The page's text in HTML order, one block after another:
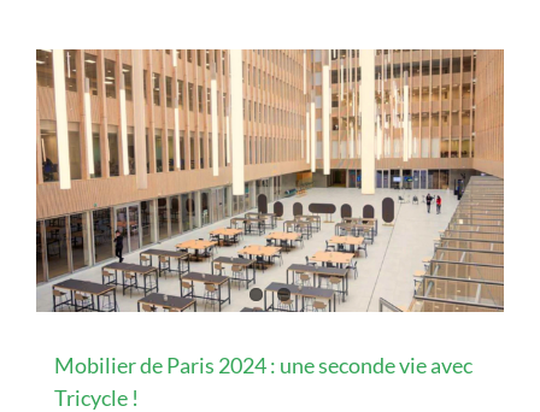
Mobilier de Paris 2024 : une seconde vie avec
Tricycle !